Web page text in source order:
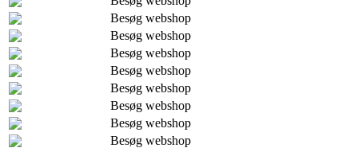
Besøg webshop
Besøg webshop
Besøg webshop
Besøg webshop
Besøg webshop
Besøg webshop
Besøg webshop
Besøg webshop